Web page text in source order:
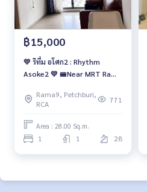
฿15,000
💛 ริทึ่ม อโศก2 : Rhythm
Asoke2 💛 🚝Near MRT Rama
Airport Link Makkasan 🔥1
bedroom
Rama9, Petchburi,
RCA
771
Area : 28.00 Sq.m.
1 1 28